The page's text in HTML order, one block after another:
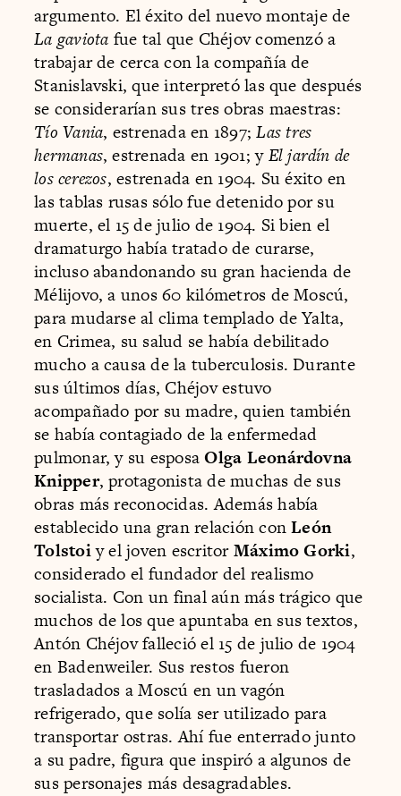
argumento. El éxito del nuevo montaje de
La gaviota fue tal que Chéjov comenzó a
trabajar de cerca con la compañía de
Stanislavski, que interpretó las que después
se considerarían sus tres obras maestras:
Tío Vania, estrenada en 1897;Las tres
hermanas, estrenada en 1901; yEl jardín de
los cerezos, estrenada en 1904. Su éxito en
las tablas rusas sólo fue detenido por su
muerte, el 15 de julio de 1904. Si bien el
dramaturgo había tratado de curarse,
incluso abandonando su gran hacienda de
Mélijovo, a unos 60 kilómetros de Moscú,
para mudarse al clima templado de Yalta,
en Crimea, su salud se había debilitado
mucho a causa de la tuberculosis. Durante
sus últimos días, Chéjov estuvo
acompañado por su madre, quien también
se había contagiado de la enfermedad
pulmonar, y su esposaOlga Leonárdovna
Knipper, protagonista de muchas de sus
obras más reconocidas. Además había
establecido una gran relación conLeón
Tolstoiy el joven escritorMáximo Gorki,
considerado el fundador del realismo
socialista. Con un final aún más trágico que
muchos de los que apuntaba en sus textos,
Antón Chéjov falleció el 15 de julio de 1904
en Badenweiler. Sus restos fueron
trasladados a Moscú en un vagón
refrigerado, que solía ser utilizado para
transportar ostras. Ahí fue enterrado junto
a su padre, figura que inspiró a algunos de
sus personajes más desagradables.